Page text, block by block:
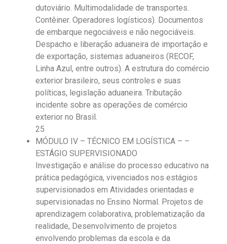
dutoviário. Multimodalidade de transportes.
Contêiner. Operadores logísticos). Documentos
de embarque negociáveis e não negociáveis.
Despacho e liberação aduaneira de importação e
de exportação, sistemas aduaneiros (RECOF,
Linha Azul, entre outros). A estrutura do comércio
exterior brasileiro, seus controles e suas
políticas, legislação aduaneira. Tributação
incidente sobre as operações de comércio
exterior no Brasil.
25
MÓDULO IV – TÉCNICO EM LOGÍSTICA – –
ESTÁGIO SUPERVISIONADO
Investigação e análise do processo educativo na
prática pedagógica, vivenciados nos estágios
supervisionados em Atividades orientadas e
supervisionadas no Ensino Normal. Projetos de
aprendizagem colaborativa, problematização da
realidade, Desenvolvimento de projetos
envolvendo problemas da escola e da